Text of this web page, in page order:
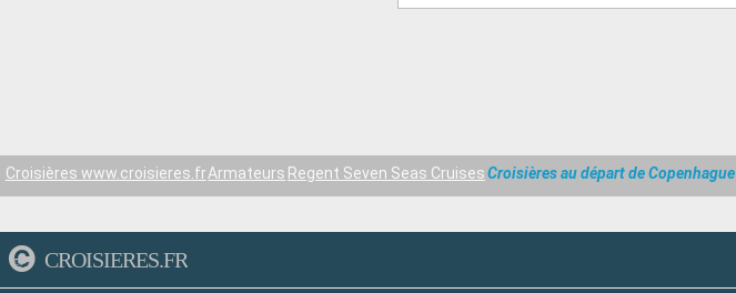
Croisières www.croisieres.frArmateurs Regent Seven Seas CruisesCroisières au départ de Copenhague
CROISIERES.FR